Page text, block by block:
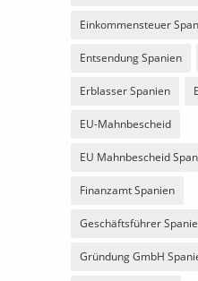
Einkommensteuer
Entsendung Spanien
Erblasser Spanien
EU-Mahnbescheid
EU Mahnbescheid
Finanzamt Spanien
Geschäftsführer
Gründung GmbH